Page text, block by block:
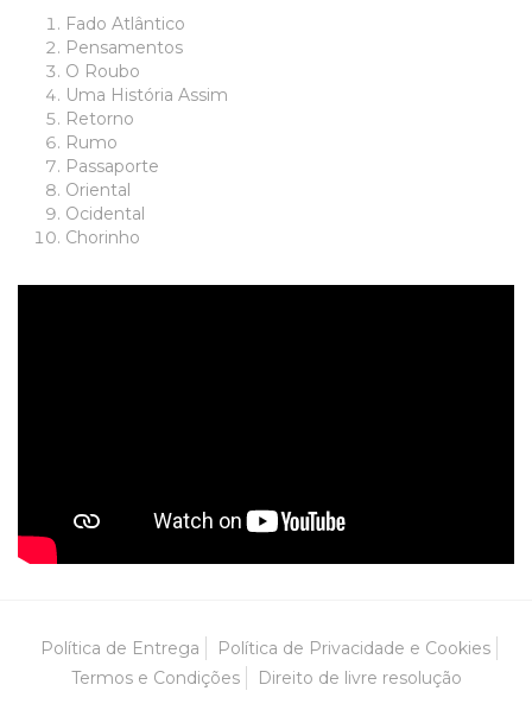
Fado Atlântico
Pensamentos
O Roubo
Uma História Assim
Retorno
Rumo
Passaporte
Oriental
Ocidental
Chorinho
Política de Entrega
Política de Privacidade e Cookies
Termos e Condições
Direito de livre resolução